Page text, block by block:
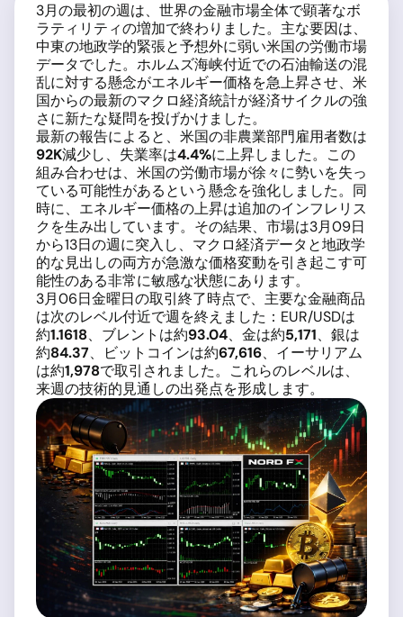
3月の最初の週は、世界の金融市場全体で顕著なボ
ラティリティの増加で終わりました。主な要因は、
中東の地政学的緊張と予想外に弱い米国の労働市場
データでした。ホルムズ海峡付近での石油輸送の混
乱に対する懸念がエネルギー価格を急上昇させ、米
国からの最新のマクロ経済統計が経済サイクルの強
さに新たな疑問を投げかけました。
最新の報告によると、米国の非農業部門雇用者数は
92K減少し、失業率は4.4%に上昇しました。この
組み合わせは、米国の労働市場が徐々に勢いを失っ
ている可能性があるという懸念を強化しました。同
時に、エネルギー価格の上昇は追加のインフレリス
クを生み出しています。その結果、市場は3月09日
から13日の週に突入し、マクロ経済データと地政学
的な見出しの両方が急激な価格変動を引き起こす可
能性のある非常に敏感な状態にあります。
3月06日金曜日の取引終了時点で、主要な金融商品
は次のレベル付近で週を終えました：EUR/USDは
約1.1618、ブレントは約93.04、金は約5,171、銀は
約84.37、ビットコインは約67,616、イーサリアム
は約1,978で取引されました。これらのレベルは、
来週の技術的見通しの出発点を形成します。